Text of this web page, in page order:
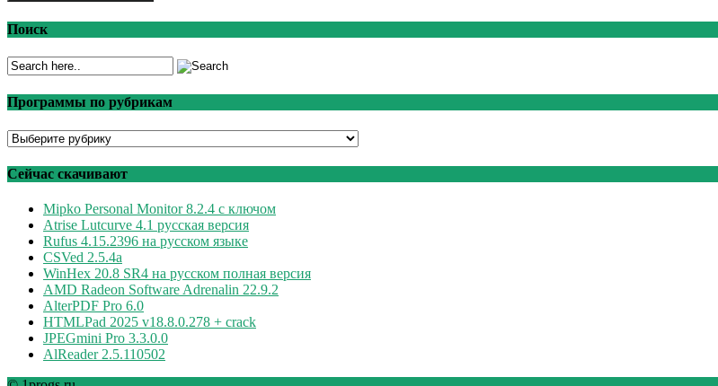
Поиск
Программы по рубрикам
Программы
рубрикам
Сейчас скачивают
Mipko Personal Monitor 8.2.4 с ключом
Atrise Lutcurve 4.1 русская версия
Rufus 4.15.2396 на русском языке
CSVed 2.5.4a
WinHex 20.8 SR4 на русском полная версия
AMD Radeon Software Adrenalin 22.9.2
AlterPDF Pro 6.0
HTMLPad 2025 v18.8.0.278 + crack
JPEGmini Pro 3.3.0.0
AlReader 2.5.110502